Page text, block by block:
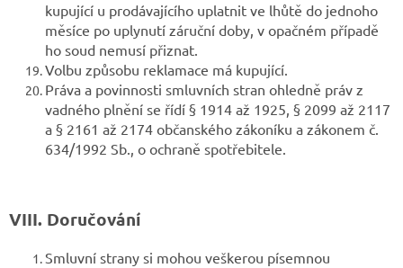
kupující u prodávajícího uplatnit ve lhůtě do jednoho
měsíce po uplynutí záruční doby, v opačném případě
ho soud nemusí přiznat.
Volbu způsobu reklamace má kupující.
Práva a povinnosti smluvních stran ohledně práv z
vadného plnění se řídí § 1914 až 1925, § 2099 až 2117
a § 2161 až 2174 občanského zákoníku a zákonem č.
634/1992 Sb., o ochraně spotřebitele.
VIII. Doručování
Smluvní strany si mohou veškerou písemnou